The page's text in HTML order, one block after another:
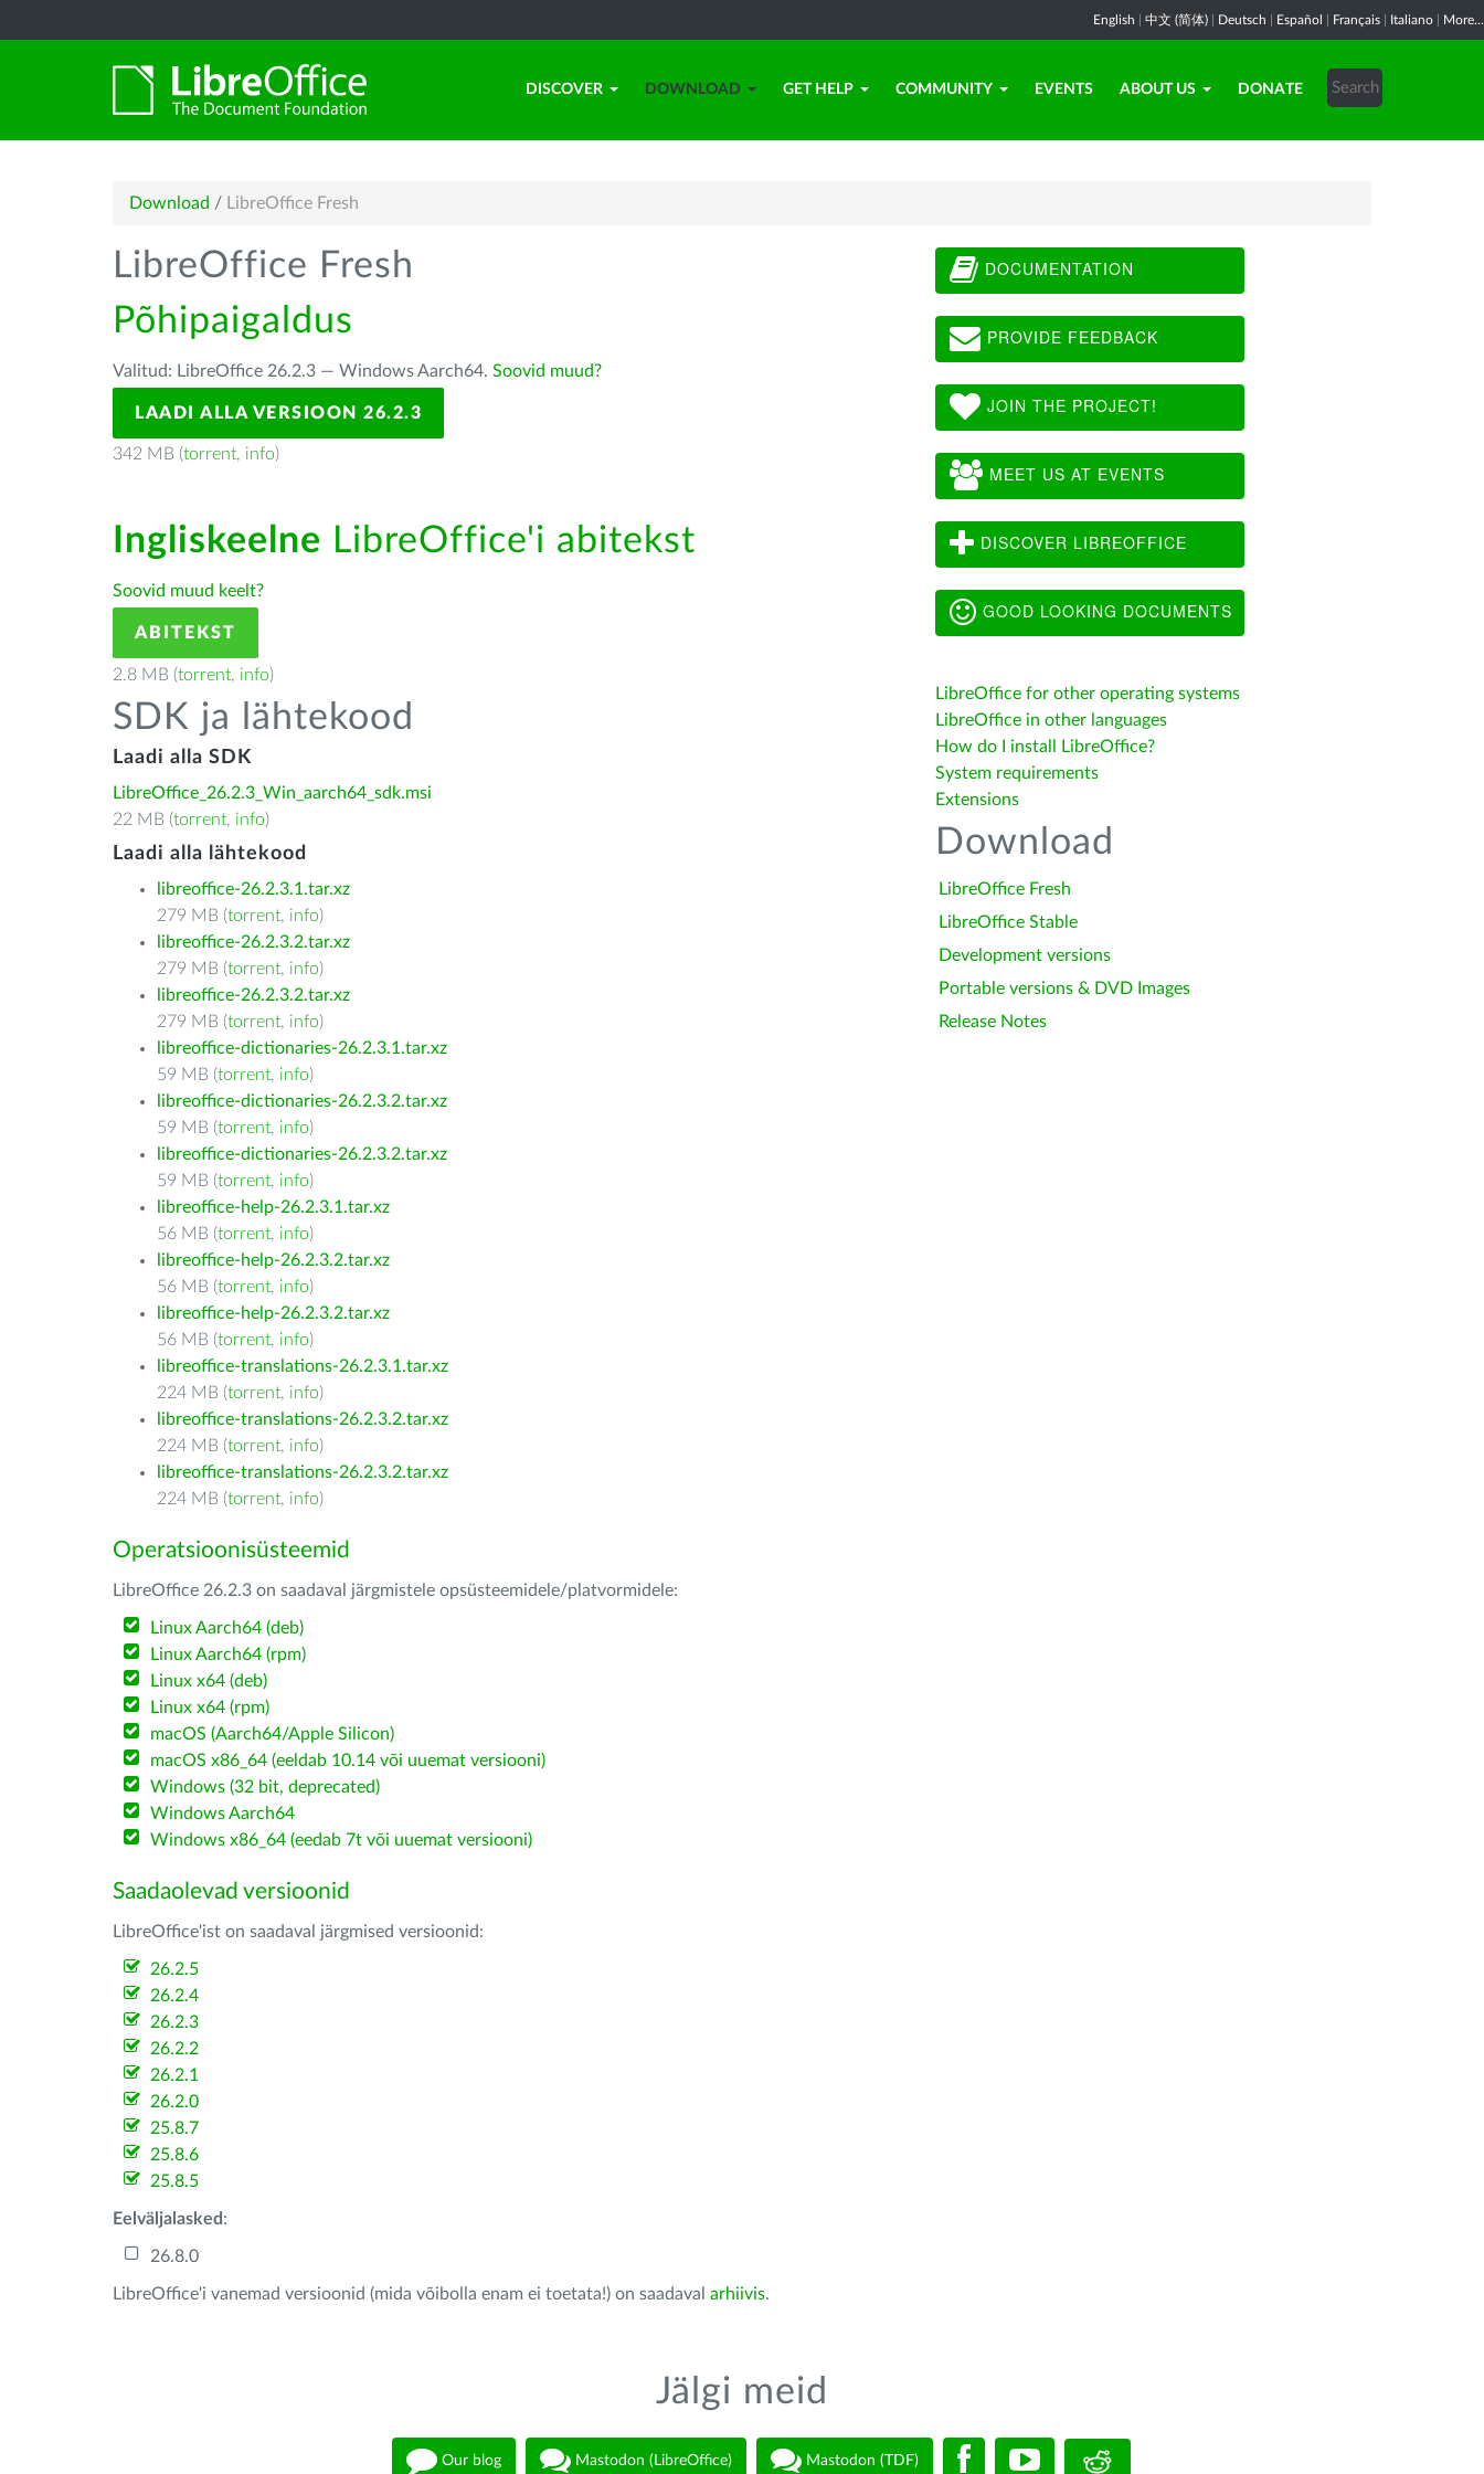
English 中文 (简体) Deutsch Español Français Italiano More...
DISCOVER DOWNLOAD GET HELP COMMUNITY EVENTS ABOUT US DONATE
Download / LibreOffice Fresh
LibreOffice Fresh
Põhipaigaldus
Valitud: LibreOffice 26.2.3 — Windows Aarch64. Soovid muud?
LAADI ALLA VERSIOON 26.2.3
342 MB (torrent, info)
Ingliskeelne LibreOffice'i abitekst
Soovid muud keelt?
ABITEKST
2.8 MB (torrent, info)
SDK ja lähtekood
Laadi alla SDK
LibreOffice_26.2.3_Win_aarch64_sdk.msi
22 MB (torrent, info)
Laadi alla lähtekood
libreoffice-26.2.3.1.tar.xz
279 MB (torrent, info)
libreoffice-26.2.3.2.tar.xz
279 MB (torrent, info)
libreoffice-26.2.3.2.tar.xz
279 MB (torrent, info)
libreoffice-dictionaries-26.2.3.1.tar.xz
59 MB (torrent, info)
libreoffice-dictionaries-26.2.3.2.tar.xz
59 MB (torrent, info)
libreoffice-dictionaries-26.2.3.2.tar.xz
59 MB (torrent, info)
libreoffice-help-26.2.3.1.tar.xz
56 MB (torrent, info)
libreoffice-help-26.2.3.2.tar.xz
56 MB (torrent, info)
libreoffice-help-26.2.3.2.tar.xz
56 MB (torrent, info)
libreoffice-translations-26.2.3.1.tar.xz
224 MB (torrent, info)
libreoffice-translations-26.2.3.2.tar.xz
224 MB (torrent, info)
libreoffice-translations-26.2.3.2.tar.xz
224 MB (torrent, info)
Operatsioonisüsteemid
LibreOffice 26.2.3 on saadaval järgmistele opsüsteemidele/platvormidele:
Linux Aarch64 (deb)
Linux Aarch64 (rpm)
Linux x64 (deb)
Linux x64 (rpm)
macOS (Aarch64/Apple Silicon)
macOS x86_64 (eeldab 10.14 või uuemat versiooni)
Windows (32 bit, deprecated)
Windows Aarch64
Windows x86_64 (eedab 7t või uuemat versiooni)
Saadaolevad versioonid
LibreOffice'ist on saadaval järgmised versioonid:
26.2.5
26.2.4
26.2.3
26.2.2
26.2.1
26.2.0
25.8.7
25.8.6
25.8.5
Eelväljalasked :
26.8.0
LibreOffice'i vanemad versioonid (mida võibolla enam ei toetata!) on saadaval arhiivis.
DOCUMENTATION
PROVIDE FEEDBACK
JOIN THE PROJECT!
MEET US AT EVENTS
DISCOVER LIBREOFFICE
GOOD LOOKING DOCUMENTS
LibreOffice for other operating systems
LibreOffice in other languages
How do I install LibreOffice?
System requirements
Extensions
Download
LibreOffice Fresh
LibreOffice Stable
Development versions
Portable versions & DVD Images
Release Notes
Jälgi meid
Our blog Mastodon (LibreOffice) Mastodon (TDF)